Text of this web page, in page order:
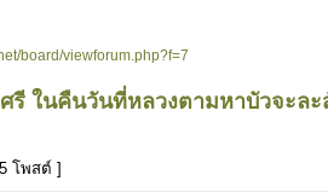
board/viewforum.php?f=7
รี ในคืนวันที่หลวงตามหาบัวจะละ
โพสต์ ]